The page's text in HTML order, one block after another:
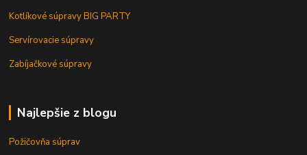
Kotlíkové súpravy BIG PARTY
Servírovacie súpravy
Zabíjačkové súpravy
Najlepšie z blogu
Požičovňa súprav